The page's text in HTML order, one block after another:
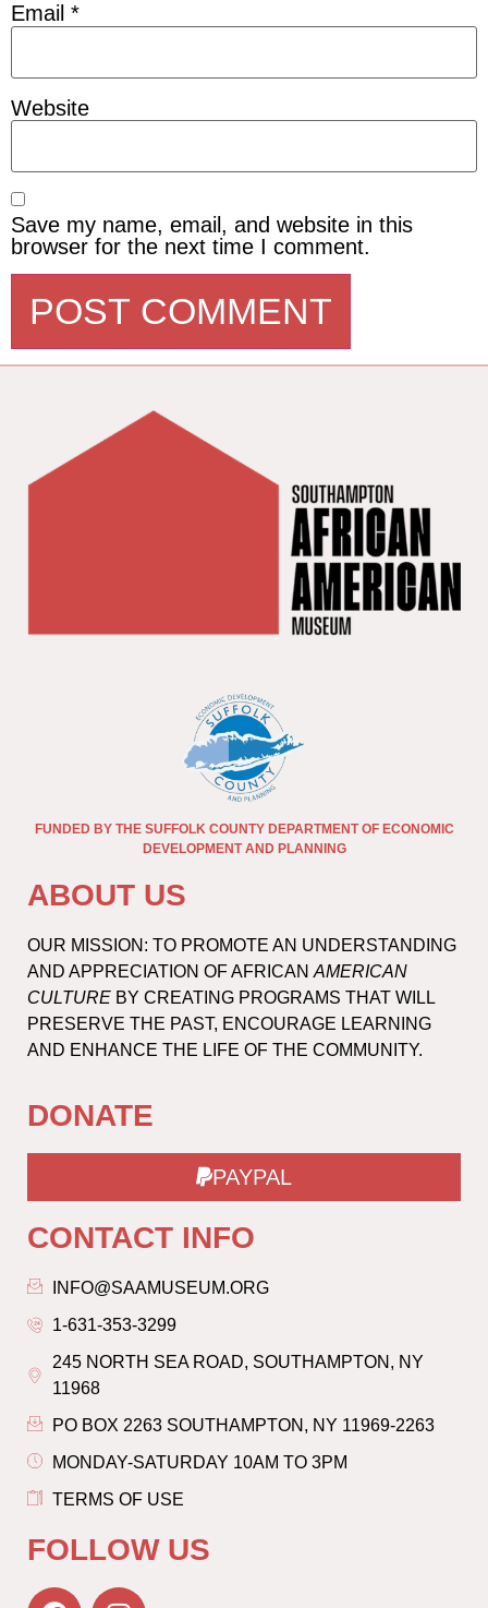
Email *
Website
Save my name, email, and website in this
browser for the next time I comment.
FUNDED BY THE SUFFOLK COUNTY DEPARTMENT OF ECONOMIC
DEVELOPMENT AND PLANNING
ABOUT US
OUR MISSION: TO PROMOTE AN UNDERSTANDING
AND APPRECIATION OF AFRICAN AMERICAN
CULTURE BY CREATING PROGRAMS THAT WILL
PRESERVE THE PAST, ENCOURAGE LEARNING
AND ENHANCE THE LIFE OF THE COMMUNITY.
DONATE
PAYPAL
CONTACT INFO
INFO@SAAMUSEUM.ORG
1-631-353-3299
245 NORTH SEA ROAD, SOUTHAMPTON, NY
11968
PO BOX 2263 SOUTHAMPTON, NY 11969-2263
MONDAY-SATURDAY 10AM TO 3PM
TERMS OF USE
FOLLOW US